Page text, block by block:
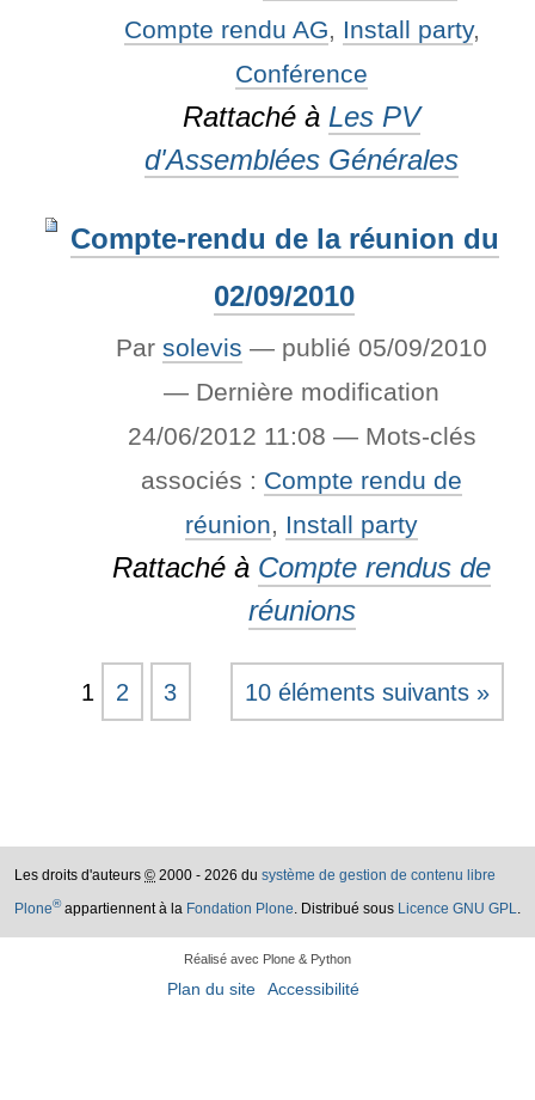
Compte rendu AG, Install party,
Conférence
Rattaché à Les PV
d'Assemblées Générales
Compte-rendu de la réunion du
02/09/2010
Parsolevis — publié 05/09/2010
— Dernière modification
24/06/2012 11:08 — Mots-clés
associés : Compte rendu de
réunion, Install party
Rattaché à Compte rendus de
réunions
10 éléments suivants »
1 2 3
Les droits d'auteurs © 2000 - 2026 du système de gestion de contenu libre
Plone®appartiennent à la Fondation Plone. Distribué sous Licence GNU GPL.
Réalisé avec Plone & Python
Plan du site Accessibilité